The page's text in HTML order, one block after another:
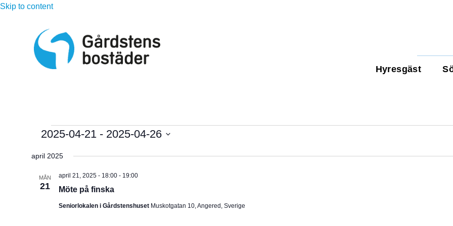
Skip to content
Hyresgäst
Evenemang
2025-04-21 - 2025-04-26
ä
j
april 2025
MÅN
21 Möte på finska
april 21, 2025 - 18:00- 19:00
Seniorlokalen i Gårdstenshuset Muskotgatan 10, Angered, Sverige